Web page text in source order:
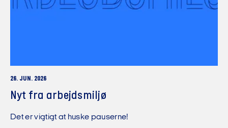
26. JUN. 2026
Nyt fra arbejdsmiljø
Det er vigtigt at huske pauserne!